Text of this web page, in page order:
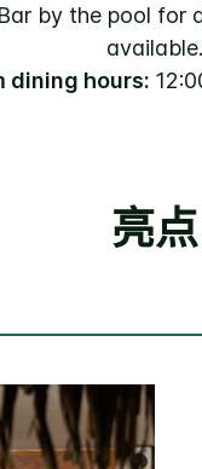
by the pool for
available.
dining hours:
亮点